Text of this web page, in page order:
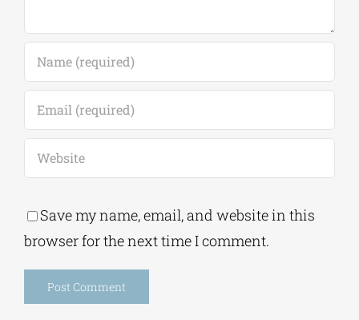
Save my name, email, and website in this
browser for the next time I comment.